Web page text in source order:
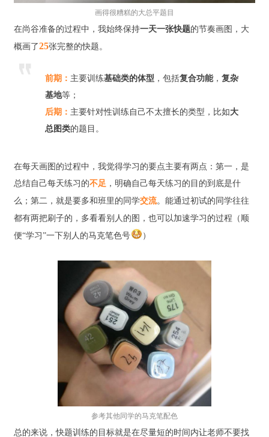
画得很糟糕的大总平题目
在尚谷准备的过程中，我始终保持一天一张快题的节奏画图，大
概画了25张完整的快题。
前期： 主要训练基础类的体型 ，包括复合功能， 复杂
基地等；
后期： 主要针对性训练自己不太擅长的类型，比如大
总图类的题目。
在每天画图的过程中，我觉得学习的要点主要有两点：第一，是
总结自己每天练习的不足 ，明确自己每天练习的目的到底是什
么；第二，就是要多和班里的同学交流。能通过初试的同学往往
都有两把刷子的，多看看别人的图，也可以加速学习的过程（顺
便“学习”一下别人的马克笔色号
）
参考其他同学的马克笔配色
总的来说，快题训练的目标就是在尽量短的时间内让老师不要找